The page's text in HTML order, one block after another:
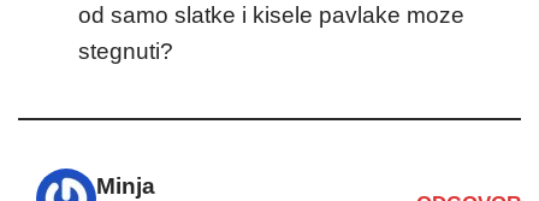
od samo slatke i kisele pavlake moze
stegnuti?
Minja